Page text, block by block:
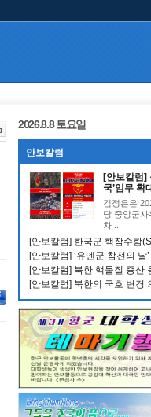
2026.8.8 토요일
안보칼럼
[안보칼럼]
국’임무 확
김정은은
당 중앙군사
차 ..
[안보칼럼] 한국군 핵잠수함
[안보칼럼] ‘유엔군 참전의 날
[안보칼럼] 북한 핵물질 증산
[안보칼럼] 북한의 국호 변경